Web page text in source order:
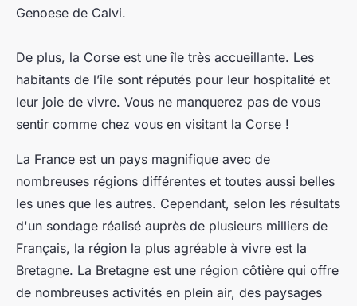
Genoese de Calvi.
De plus, la Corse est une île très accueillante. Les
habitants de l’île sont réputés pour leur hospitalité et
leur joie de vivre. Vous ne manquerez pas de vous
sentir comme chez vous en visitant la Corse !
La France est un pays magnifique avec de
nombreuses régions différentes et toutes aussi belles
les unes que les autres. Cependant, selon les résultats
d'un sondage réalisé auprès de plusieurs milliers de
Français, la région la plus agréable à vivre est la
Bretagne. La Bretagne est une région côtière qui offre
de nombreuses activités en plein air, des paysages